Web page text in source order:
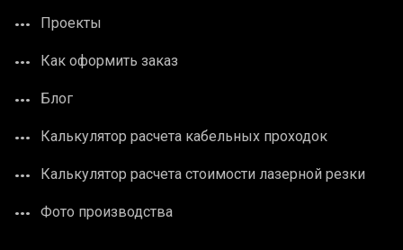
Проекты
Как оформить заказ
Блог
Калькулятор расчета кабельных проходок
Калькулятор расчета стоимости лазерной резки
Фото производства